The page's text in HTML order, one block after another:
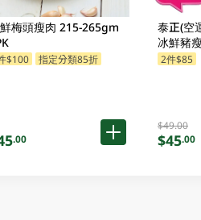
梅頭瘦肉 215-265gm
$100 指定分類85折
.00
泰正(空
冰鮮豬
2件$85
$49.00
$45.00